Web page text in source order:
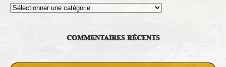
Thèmes
COMMENTAIRES RÉCENTS